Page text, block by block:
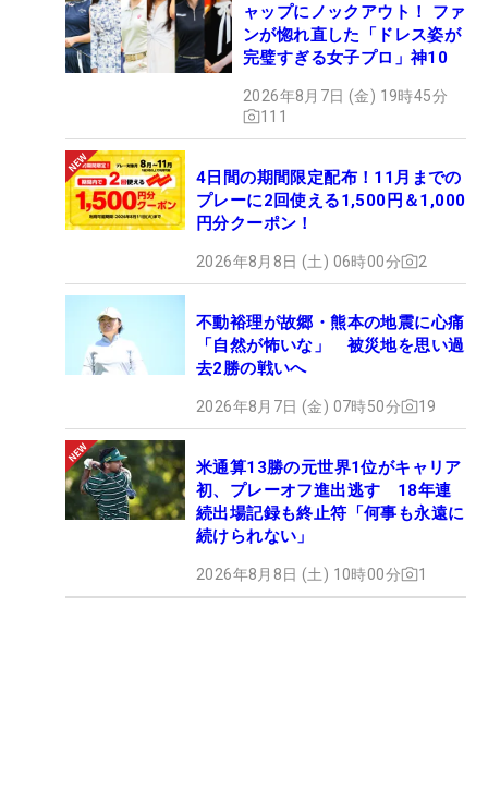
ャップにノックアウト！ ファ
ンが惚れ直した「ドレス姿が
完璧すぎる女子プロ」神10
2026年8月7日 (金) 19時45分
111
4日間の期間限定配布！11月までの
プレーに2回使える1,500円＆1,000
円分クーポン！
2026年8月8日 (土) 06時00分 2
不動裕理が故郷・熊本の地震に心痛
「自然が怖いな」 被災地を思い過
去2勝の戦いへ
2026年8月7日 (金) 07時50分 19
米通算13勝の元世界1位がキャリア
初、プレーオフ進出逃す 18年連
続出場記録も終止符「何事も永遠に
続けられない」
2026年8月8日 (土) 10時00分 1